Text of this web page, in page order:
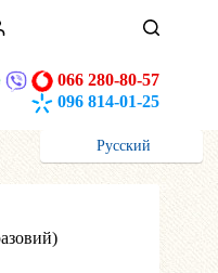
066 280-80-57
096 814-01-25
Русский